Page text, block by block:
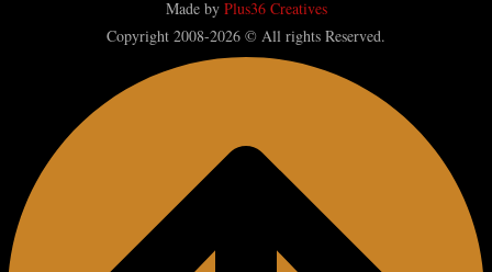
Made by Plus36 Creatives
Copyright 2008-2026 © All rights Reserved.